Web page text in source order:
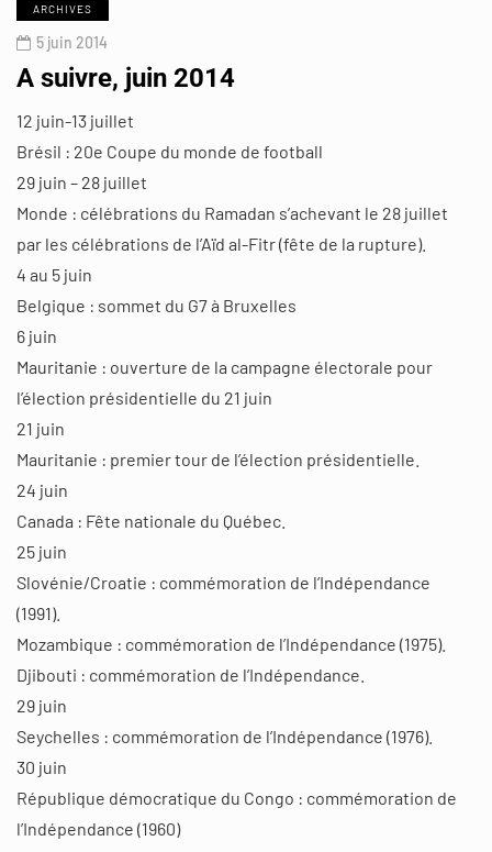
ARCHIVES
5 juin 2014
A suivre, juin 2014
12 juin-13 juillet
Brésil : 20e Coupe du monde de football
29 juin – 28 juillet
Monde : célébrations du Ramadan s’achevant le 28 juillet
par les célébrations de l’Aïd al-Fitr (fête de la rupture).
4 au 5 juin
Belgique : sommet du G7 à Bruxelles
6 juin
Mauritanie : ouverture de la campagne électorale pour
l’élection présidentielle du 21 juin
21 juin
Mauritanie : premier tour de l’élection présidentielle.
24 juin
Canada : Fête nationale du Québec.
25 juin
Slovénie/Croatie : commémoration de l’Indépendance
(1991).
Mozambique : commémoration de l’Indépendance (1975).
Djibouti : commémoration de l’Indépendance.
29 juin
Seychelles : commémoration de l’Indépendance (1976).
30 juin
République démocratique du Congo : commémoration de
l’Indépendance (1960)